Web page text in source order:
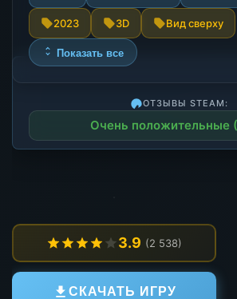
2023 3D Вид сверху
Показать все
ОТЗЫВЫ STEAM:
Очень положительные
3.9 (2 538)
СКАЧАТЬ ИГРУ